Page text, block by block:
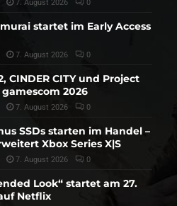
7. August 2026 0
startet im Early Access
7. August 2026 0
CINDER CITY und Project
2026
7. August 2026 0
SSDs starten im Handel –
Xbox Series X|S
7. August 2026 0
Look“ startet am 27.
Netflix